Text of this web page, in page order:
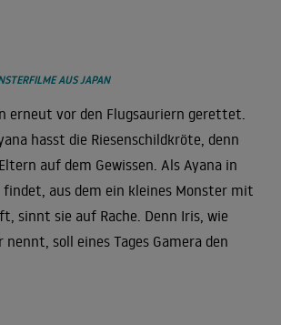
AUS JAPAN
erneut vor den Flugsauriern gerettet.
hasst die Riesenschildkröte, denn
auf dem Gewissen. Als Ayana in
findet, aus dem ein kleines Monster mit
sinnt sie auf Rache. Denn Iris, wie
nennt, soll eines Tages Gamera den